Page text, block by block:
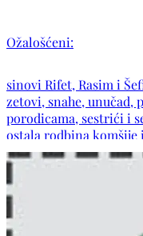
Ožalošćeni:
sinovi Rifet, Rasim i
zetovi, snahe, unučad,
porodicama, sestrići i
ostala rodbina